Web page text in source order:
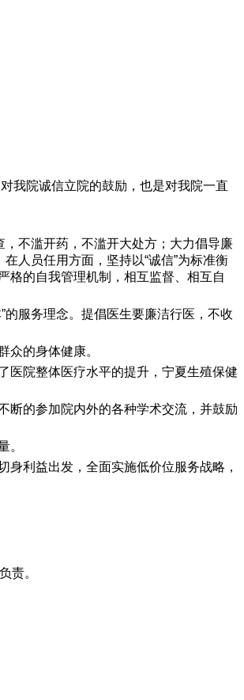
我院诚信立院的鼓励，也是对我院一直
不滥开药，不滥开大处方；大力倡导廉
人员任用方面，坚持以“诚信”为标准衡
格的自我管理机制，相互监督、相互自
服务理念。提倡医生要廉洁行医，不收
众的身体健康。
医院整体医疗水平的提升，宁夏生殖保健
断的参加院内外的各种学术交流，并鼓励
。
利益出发，全面实施低价位服务战略，
责。